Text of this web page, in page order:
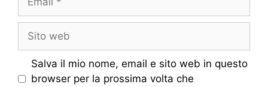
Sito
web
Salva il mio nome, email e sito web in questo
browser per la prossima volta che